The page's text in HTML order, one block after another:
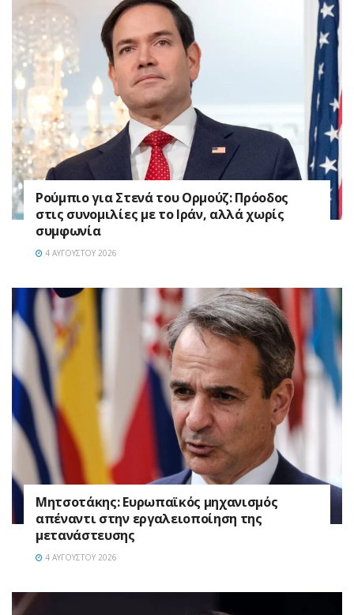
Ρούμπιο για Στενά του Ορμούζ: Πρόοδος
στις συνομιλίες με το Ιράν, αλλά χωρίς
συμφωνία
4 ΑΥΓΟΎΣΤΟΥ 2026
Μητσοτάκης: Ευρωπαϊκός μηχανισμός
απέναντι στην εργαλειοποίηση της
μετανάστευσης
4 ΑΥΓΟΎΣΤΟΥ 2026